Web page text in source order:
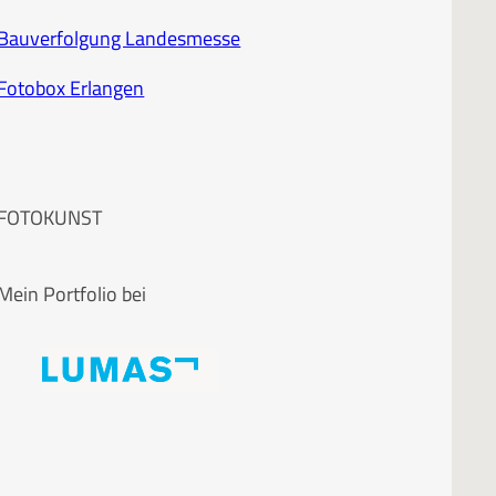
Landesmesse
Erlangen
Portfolio bei